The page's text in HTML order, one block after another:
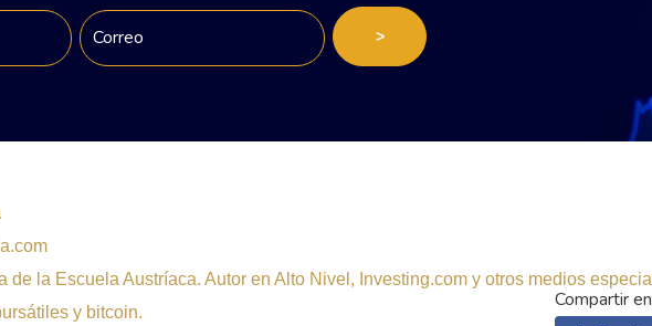
>
de la Escuela Austríaca. Autor en Alto Nivel, Investing.com y otros medios
y bitcoin.